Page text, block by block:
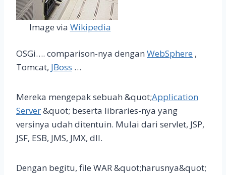
Image via Wikipedia
OSGi…. comparison-nya dengan WebSphere ,
Tomcat, JBoss …
Mereka mengepak sebuah &quot;Application
Server&quot; beserta libraries-nya yang
versinya udah ditentuin. Mulai dari servlet, JSP,
JSF, ESB, JMS, JMX, dll.
Dengan begitu, file WAR &quot;harusnya&quot;